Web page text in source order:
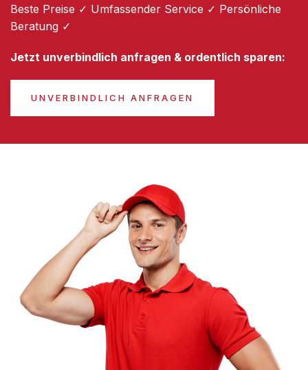
Beste Preise ✓ Umfassender Service ✓ Persönliche
Beratung ✓
Jetzt unverbindlich anfragen & ordentlich sparen:
UNVERBINDLICH ANFRAGEN